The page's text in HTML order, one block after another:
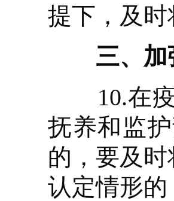
提下，及
三、
10.在疫
抚养和监
的，要及
认定情形